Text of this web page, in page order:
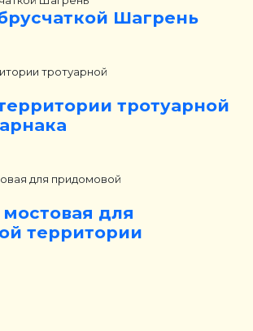
Шагрень
тротуарной
для
территории